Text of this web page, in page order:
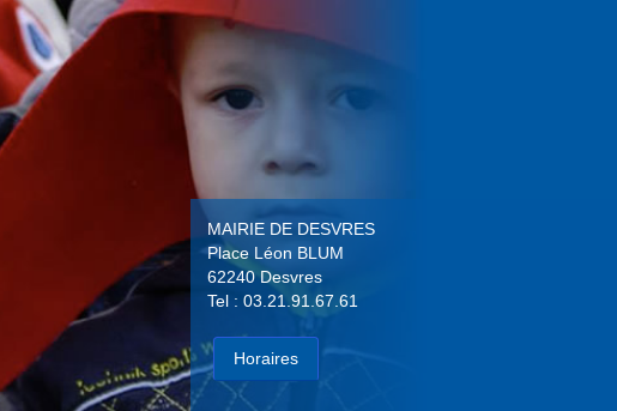
MAIRIE DE DESVRES
Place Léon BLUM
62240 Desvres
Tel : 03.21.91.67.61
Horaires